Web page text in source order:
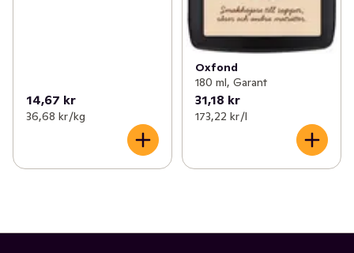
14,67 kr
36,68 kr /kg
Oxfond
180 ml, Garant
31,18 kr
173,22 kr /l